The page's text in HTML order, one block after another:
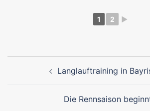
1 2 ►
Langlauftraining in
Die Rennsaison